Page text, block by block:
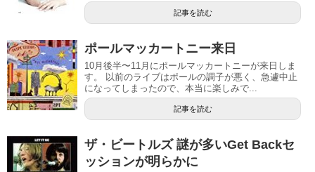
記事を読む
ポールマッカートニー来日
10月後半〜11月にポールマッカートニーが来日しま
す。 以前のライブはポールの調子が悪く、急遽中止
になってしまったので、本当に楽しみで...
記事を読む
ザ・ビートルズ 謎が多いGet Backセ
ッションが明らかに